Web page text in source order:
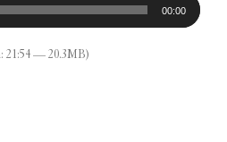
00:00
21:54 — 20.3MB)